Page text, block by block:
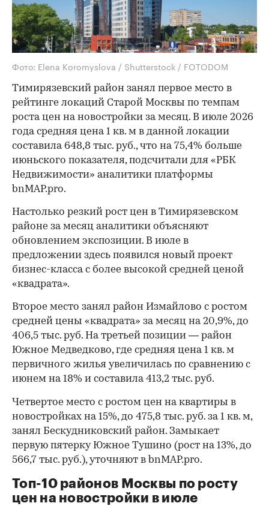
Фото: Elena Koromyslova / Shutterstock / FOTODOM
Тимирязевский район занял первое место в
рейтинге локаций Старой Москвы по темпам
роста цен на новостройки за месяц. В июле 2026
года средняя цена 1 кв. м в данной локации
составила 648,8 тыс. руб., что на 75,4% больше
июньского показателя, подсчитали для «РБК
Недвижимости» аналитики платформы
bnMAP.pro.
Настолько резкий рост цен в Тимирязевском
районе за месяц аналитики объясняют
обновлением экспозиции. В июле в
предложении здесь появился новый проект
бизнес-класса с более высокой средней ценой
«квадрата».
Второе место занял район Измайлово с ростом
средней цены «квадрата» за месяц на 20,9%, до
406,5 тыс. руб. На третьей позиции — район
Южное Медведково, где средняя цена 1 кв. м
первичного жилья увеличилась по сравнению с
июнем на 18% и составила 413,2 тыс. руб.
Четвертое место с ростом цен на квартиры в
новостройках на 15%, до 475,8 тыс. руб. за 1 кв. м,
занял Бескудниковский район. Замыкает
первую пятерку Южное Тушино (рост на 13%, до
566,7 тыс. руб.), уточняют в bnMAP.pro.
Топ-10 районов Москвы по росту
цен на новостройки в июле